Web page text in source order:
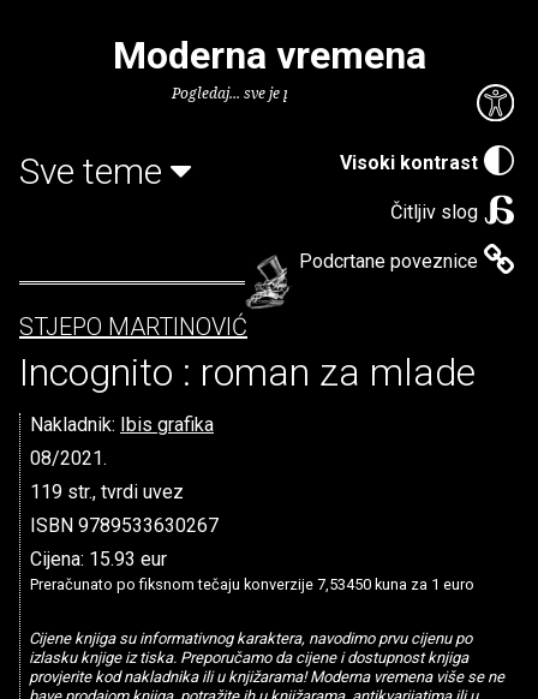
Visoki kontrast
Čitljiv slog
Podcrtane poveznice
Moderna vremena
Pogledaj... sve je puno knjiga.
Sve teme
STJEPO MARTINOVIĆ
Incognito : roman za mlade
Nakladnik: Ibis grafika
08/2021.
119 str., tvrdi uvez
ISBN 9789533630267
Cijena: 15.93 eur
Preračunato po fiksnom tečaju konverzije 7,53450 kuna za 1 euro
Cijene knjiga su informativnog karaktera, navodimo prvu cijenu po
izlasku knjige iz tiska. Preporučamo da cijene i dostupnost knjiga
provjerite kod nakladnika ili u knjižarama! Moderna vremena više se ne